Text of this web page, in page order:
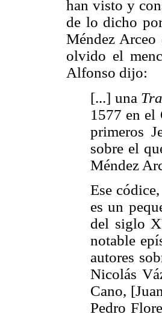
han visto y
de lo dicho
Méndez
olvido el
Alfonso dijo:
[...] una
1577 en el
primeros
sobre el
Méndez
Ese
es un
del siglo
notable
autores
Nicolás
Cano,
Pedro